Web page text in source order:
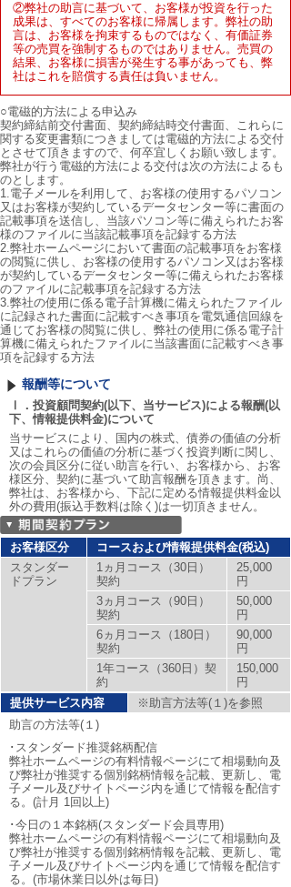
②弊社の助言に基づいて、お客様が投資を行った
成果は、すべてのお客様に帰属します。弊社の助
言は、お客様を拘束するものではなく、有価証券
等の売買を強制するものではありません。売買の
結果、お客様に損害が発生する事があっても、弊
社はこれを賠償する責任は負いません。
○電磁的方法による申込み
契約締結前交付書面、契約締結時交付書面、これらに
関する変更書類につきましては電磁的方法による交付
とさせて頂きますので、何卒宜しくお願い致します。
弊社が行う電磁的方法による交付は次の方法によるも
のとします。
1.電子メールを利用して、お客様の使用するパソコン
又はお客様が契約しているデータセンター等に書面の
記載事項を送信し、当該パソコン等に備えられたお客
様のファイルに当該記載事項を記録する方法
2.弊社ホームページにおいて書面の記載事項をお客様
の閲覧に供し、お客様の使用するパソコン又はお客様
が契約しているデータセンター等に備えられたお客様
のファイルに記載事項を記録する方法
3.弊社の使用に係る電子計算機に備えられたファイル
に記録された書面に記載すべき事項を電気通信回線を
通じてお客様の閲覧に供し、弊社の使用に係る電子計
算機に備えられたファイルに当該書面に記載すべき事
項を記録する方法
報酬等について
Ⅰ．投資顧問契約(以下、当サービス)による報酬(以
下、情報提供料金)について
当サービスにより、国内の株式、債券の価値の分析
又はこれらの価値の分析に基づく投資判断に関し、
次の会員区分に従い助言を行い、お客様から、お客
様区分、契約に基づいて助言報酬を頂きます。尚、
弊社は、お客様から、下記に定める情報提供料金以
外の費用(振込手数料は除く)は一切頂きません。
お客様区分
コースおよび情報提供料金(税込)
スタンダー
ドプラン
1ヵ月コース（30日）
契約
25,000
円
3ヵ月コース（90日）
契約
50,000
円
6ヵ月コース（180日）
契約
90,000
円
1年コース（360日）契
約
150,000
円
提供サービス内容
※助言方法等(１)を参照
助言の方法等(１)
･スタンダード推奨銘柄配信
弊社ホームページの有料情報ページにて相場動向及
び弊社が推奨する個別銘柄情報を記載、更新し、電
子メール及びサイトページ内を通じて情報を配信す
る。(計月 1回以上)
･今日の１本銘柄(スタンダード会員専用)
弊社ホームページの有料情報ページにて相場動向及
び弊社が推奨する個別銘柄情報を記載、更新し、電
子メール及びサイトページ内を通じて情報を配信す
る。(市場休業日以外は毎日)